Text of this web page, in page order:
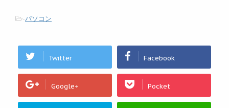
-パソコン
Twitter Facebook
Google+ Pocket